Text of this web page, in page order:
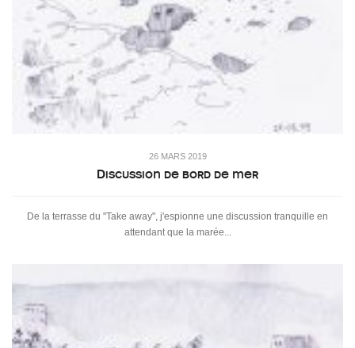
26 MARS 2019
Discussion de bord de mer
De la terrasse du "Take away", j'espionne une discussion tranquille en
attendant que la marée...